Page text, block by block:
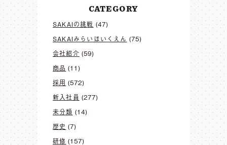
CATEGORY
SAKAIの挑戦 (47)
SAKAIみらいほいくえん (75)
会社紹介 (59)
商品 (11)
採用 (572)
新入社員 (277)
未分類 (14)
歴史 (7)
研修 (157)